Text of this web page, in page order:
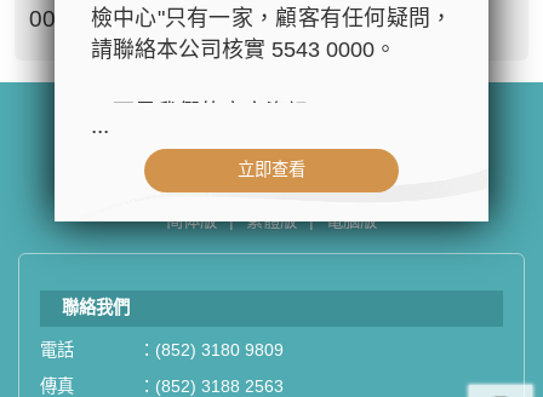
0000 或電郵至cs@tchc.hk與我們聯絡。
简体版 | 繁體版 | 電腦版
聯絡我們
電話 ： (852) 3180 9809
傳真
： (852) 3188 2563
檢中心"只有一家，顧客有任何疑問，
請聯絡本公司核實 5543 0000。
- 公司名稱：中環專科體檢中心（The
Central Health Center）
心42樓4203室（中環港鐵站出口
- 服務熱線：(852) 3180 9809
- WhatsApp：(852) 5543 0000
- 電子郵箱：cs@tchc.hk
...
立即查看